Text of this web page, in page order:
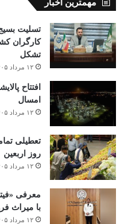
مهمترین اخبار
تسلیت
کارگران
تشکل
۱۲ مرداد ۱۴۰۵
افتتاح
امسال
۱۲ مرداد ۱۴۰۵
تعطیلی
روز اربعین
۱۲ مرداد ۱۴۰۵
معرفی
با میراث
۱۲ مرداد ۱۴۰۵